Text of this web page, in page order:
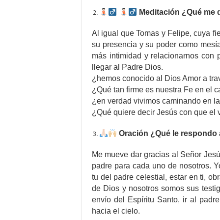
Meditación ¿Qué me
Al igual que Tomas y Felipe, cuya
su presencia y su poder como
más intimidad y relacionarnos con
llegar al Padre Dios.
¿hemos conocido al Dios Amor a
¿Qué tan firme es nuestra Fe en el
¿en verdad vivimos caminando en
¿Qué quiere decir Jesús con que el
Oración ¿Qué le respondo
Me mueve dar gracias al Señor
padre para cada uno de nosotros.
tu del padre celestial, estar en ti,
de Dios y nosotros somos sus
envío del Espíritu Santo, ir al
hacia el cielo.